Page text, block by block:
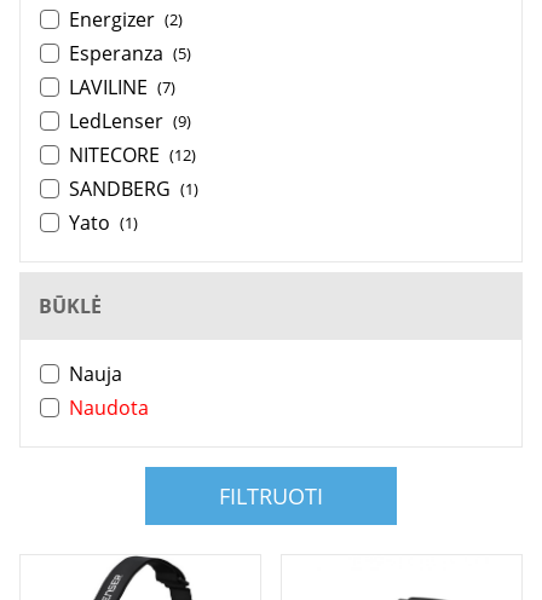
Energizer (2)
Esperanza (5)
LAVILINE (7)
LedLenser (9)
NITECORE (12)
SANDBERG (1)
Yato (1)
BŪKLĖ
Nauja
Naudota
FILTRUOTI